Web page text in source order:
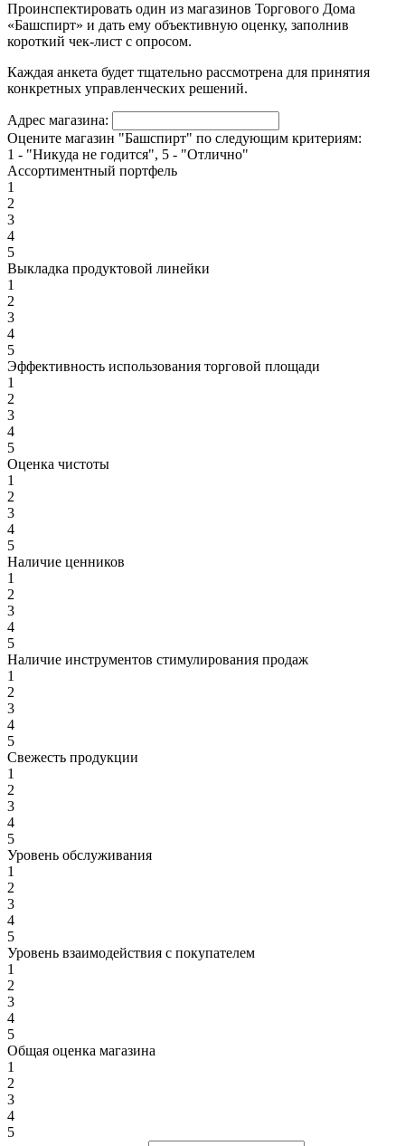
Проинспектировать один из магазинов Торгового Дома
«Башспирт» и дать ему объективную оценку, заполнив
короткий чек-лист с опросом.
Каждая анкета будет тщательно рассмотрена для принятия
конкретных управленческих решений.
Адрес магазина:
Оцените магазин "Башспирт" по следующим критериям:
1 - "Никуда не годится", 5 - "Отлично"
Ассортиментный портфель
1
2
3
4
5
Выкладка продуктовой линейки
1
2
3
4
5
Эффективность использования торговой площади
1
2
3
4
5
Оценка чистоты
1
2
3
4
5
Наличие ценников
1
2
3
4
5
Наличие инструментов стимулирования продаж
1
2
3
4
5
Свежесть продукции
1
2
3
4
5
Уровень обслуживания
1
2
3
4
5
Уровень взаимодействия с покупателем
1
2
3
4
5
Общая оценка магазина
1
2
3
4
5